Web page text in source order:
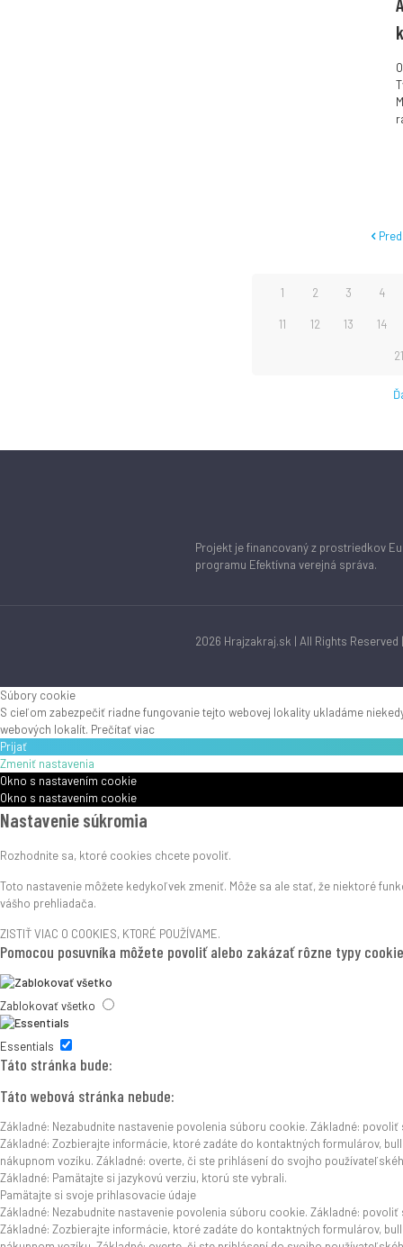
1 2 3 4
11 12 13 14
21
Projekt je financovaný z prostriedkov
programu Efektívna verejná správa.
2026 Hrajzakraj.sk | All Rights Reserved
Súbory cookie
S cieľom zabezpečiť riadne fungovanie tejto webovej lokality ukladáme
webových lokalít. Prečítať viac
Prijať
Zmeniť nastavenia
Okno s nastavením cookie
Okno s nastavením cookie
Nastavenie súkromia
Rozhodnite sa, ktoré cookies chcete povoliť.
Toto nastavenie môžete kedykoľvek zmeniť. Môže sa ale stať, že niektoré
vášho prehliadača.
ZISTIŤ VIAC O COOKIES, KTORÉ POUŽÍVAME.
Pomocou posuvníka môžete povoliť alebo zakázať rôzne typy
Zablokovať všetko
Essentials
Táto stránka bude:
Táto webová stránka nebude:
Základné: Nezabudnite nastavenie povolenia súboru cookie. Základné:
Základné: Zozbierajte informácie, ktoré zadáte do kontaktných formulárov,
nákupnom vozíku. Základné: overte, či ste prihlásení do svojho
Základné: Pamätajte si jazykovú verziu, ktorú ste vybrali.
Pamätajte si svoje prihlasovacie údaje
Základné: Nezabudnite nastavenie povolenia súboru cookie. Základné:
Základné: Zozbierajte informácie, ktoré zadáte do kontaktných formulárov,